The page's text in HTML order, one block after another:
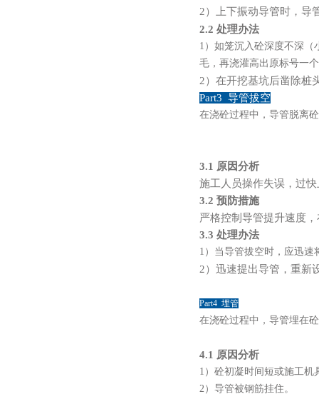
2）上下振动导管时，导
2.2 处理办法
1）如笼沉入砼深度不深
毛，再浇灌高出原标号一
2）在开挖基坑后凿除桩
Part3 导管拔空
在浇砼过程中，导管脱离
3.1 原因分析
施工人员操作失误，过
3.2 预防措施
严格控制导管提升速度
3.3 处理办法
1）当导管拔空时，应迅
2）迅速提出导管，重新
Part4 埋管
在浇砼过程中，导管埋在
4.1 原因分析
1）砼初凝时间短或施工
2）导管被钢筋挂住。